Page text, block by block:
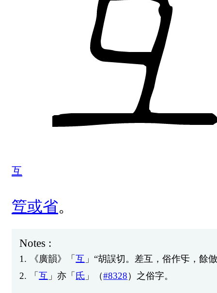
互
䇘或省。
Notes :
1. 《廣韻》「互 」“胡誤切。 差互 ，俗作㸦 ，餘
2.
「互 」亦 「 氐 」（#8328） 之俗字。